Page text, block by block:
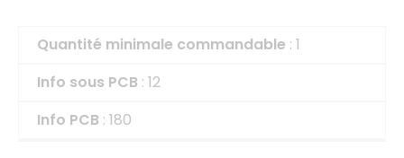
Quantité minimale commandable : 1
Info sous PCB : 12
Info PCB : 180